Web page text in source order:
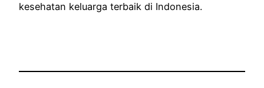
kesehatan keluarga terbaik di Indonesia.